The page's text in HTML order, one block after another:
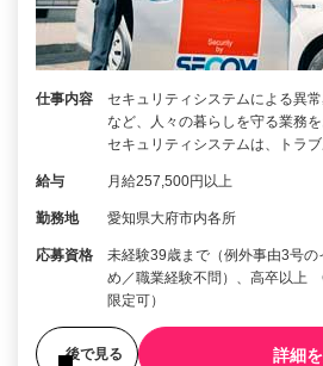
仕事内容
セキュリティシステムによる異
など、人々の暮らしを守る業務
セキュリティシステムは、トラ
給与 月給257,500円以上
勤務地 愛知県大府市内各所
応募資格
未経験39歳まで（例外事由3号
め／職業経験不問）、高卒以上
限定可）
後で見る 詳細